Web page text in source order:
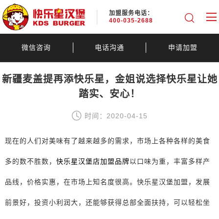
加盟服务电话：
400-035-2688
微信咨询 电话沟通 申请加盟
新疆麦盖提再添快乐星，金姐说选择快乐星让她
踏实、安心！
时间：2020-04-15
现在的人们对美味有了越来越多的需求，市场上各种各样的美食
多的数不胜数， 快乐星汉堡店加盟品牌以口味为重，丰富多样产
品线，价格实惠，在市场上知名度很高。快乐星汉堡加盟，发展
前景好，投资小利润大，还能够获得总部全面扶持，可以轻松坐